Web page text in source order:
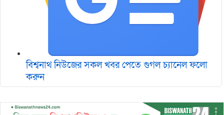
বিশ্বনাথ নিউজের সকল খবর পেতে গুগল চ‌্যানেল ফলো
করুন